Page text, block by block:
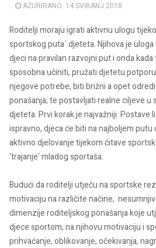
AŽURIRANO: 14 SVIBANJ 2018
Roditelji moraju igrati aktivnu ulogu
sportskog puta´ djeteta. Njihova je
djeci na pravilan razvojni put i onda
sposobna učiniti, pružati djetetu
njegove potrebe, biti brižni a opet
ponašanja, te postavljati realne ciljeve u
djeteta. Prvi korak je najvažniji. Postave
ispravno, djeca će biti na najboljem putu
aktivno djelovanje tijekom čitave
'trajanje' mladog sportaša.
Budući da roditelji utječu na sportske
motivaciju na različite načine,
dimenzije roditeljskog ponašanja koje
djece sportom, na njihovu motivaciju i
prihvaćanje, oblikovanje, očekivanja,